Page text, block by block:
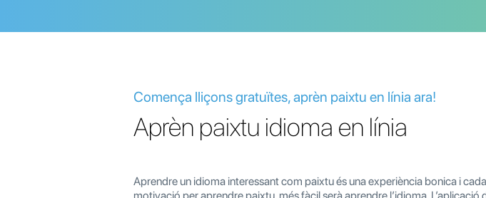
Comença lliçons gratuïtes, aprèn paixtu en línia ara!
Aprèn paixtu idioma en línia
Aprendre un idioma interessant com paixtu és una experiència bonica i
motivació per aprendre paixtu, més fàcil serà aprendre l’idioma.